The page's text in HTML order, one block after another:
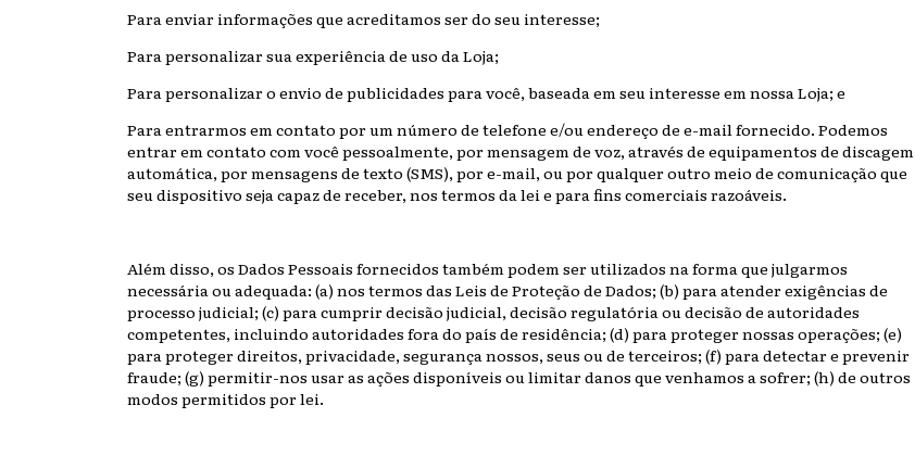
Para enviar informações que acreditamos ser do seu interesse;
Para personalizar sua experiência de uso da Loja;
Para personalizar o envio de publicidades para você, baseada em seu interesse em nossa Loja; e
Para entrarmos em contato por um número de telefone e/ou endereço de e-mail fornecido. Podemos
entrar em contato com você pessoalmente, por mensagem de voz, através de equipamentos de discagem
automática, por mensagens de texto (SMS), por e-mail, ou por qualquer outro meio de comunicação que
seu dispositivo seja capaz de receber, nos termos da lei e para fins comerciais razoáveis.
Além disso, os Dados Pessoais fornecidos também podem ser utilizados na forma que julgarmos
necessária ou adequada: (a) nos termos das Leis de Proteção de Dados; (b) para atender exigências de
processo judicial; (c) para cumprir decisão judicial, decisão regulatória ou decisão de autoridades
competentes, incluindo autoridades fora do país de residência; (d) para proteger nossas operações; (e)
para proteger direitos, privacidade, segurança nossos, seus ou de terceiros; (f) para detectar e prevenir
fraude; (g) permitir-nos usar as ações disponíveis ou limitar danos que venhamos a sofrer; (h) de outros
modos permitidos por lei.